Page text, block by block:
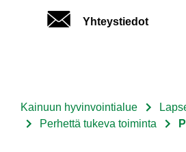
Yhteystiedot
Murupolku
Kainuun hyvinvointialue
Perhettä tukeva toiminta